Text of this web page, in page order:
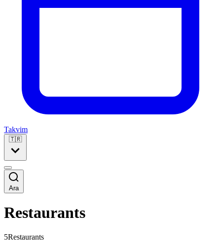
Takvim
🇹🇷
Ara
Restaurants
5Restaurants